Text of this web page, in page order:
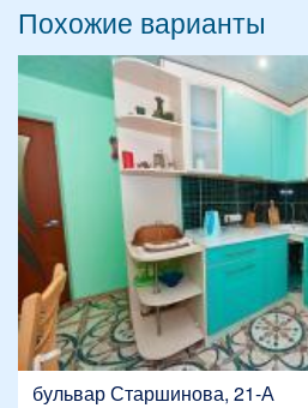
Похожие варианты
бульвар Старшинова, 21-А